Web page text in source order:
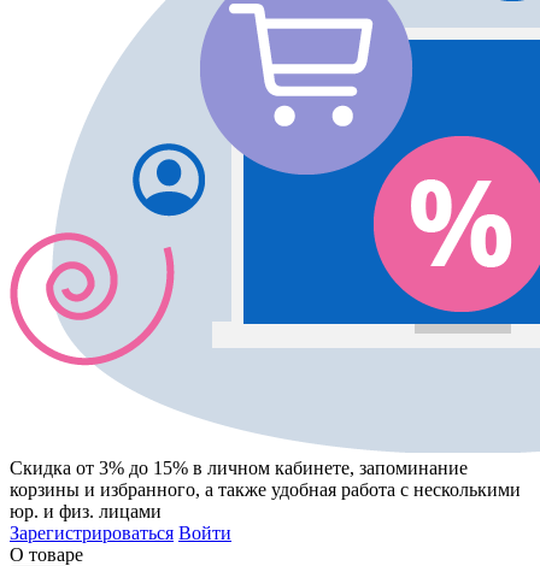
Скидка от 3% до 15% в личном кабинете, запоминание
корзины и избранного, а также удобная работа с несколькими
юр. и физ. лицами
Зарегистрироваться Войти
О товаре